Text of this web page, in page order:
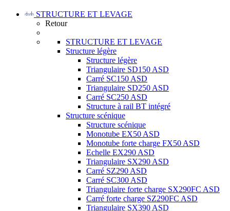
STRUCTURE ET LEVAGE
Retour
STRUCTURE ET LEVAGE
Structure légère
Structure légère
Triangulaire SD150 ASD
Carré SC150 ASD
Triangulaire SD250 ASD
Carré SC250 ASD
Structure à rail BT intégré
Structure scénique
Structure scénique
Monotube EX50 ASD
Monotube forte charge FX50 ASD
Echelle EX290 ASD
Triangulaire SX290 ASD
Carré SZ290 ASD
Carré SC300 ASD
Triangulaire forte charge SX290FC ASD
Carré forte charge SZ290FC ASD
Triangulaire SX390 ASD